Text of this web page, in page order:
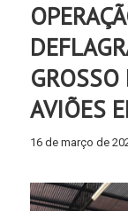
AVIÕES
16 de março de